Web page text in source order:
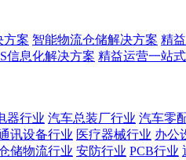
方案 智能物流仓储解决方案 精
信息化解决方案 精益运营一站
器行业 汽车总装厂行业 汽车零
讯设备行业 医疗器械行业 办公
储物流行业 安防行业 PCB行业